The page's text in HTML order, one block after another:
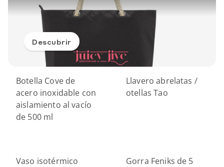
Descubrir
Botella Cove de
acero inoxidable con
aislamiento al vacío
de 500 ml
Llavero abrelatas /
otellas Tao
Vaso isotérmico
Gorra Feniks de 5